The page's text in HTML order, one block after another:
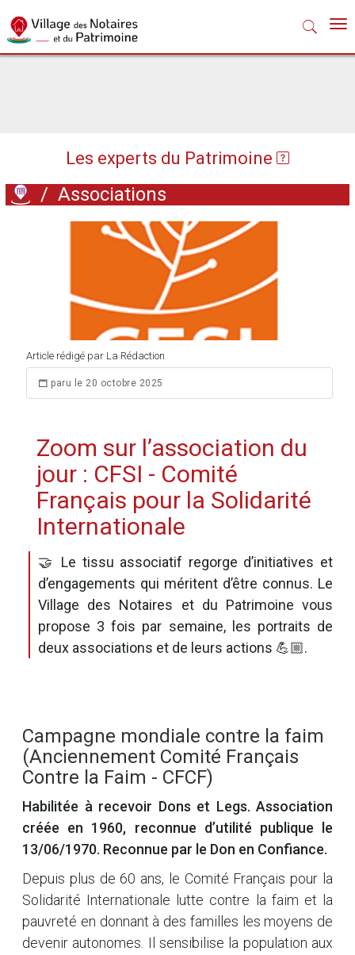
Les experts du Patrimoine
/ Associations
Article rédigé par La Rédaction
paru le 20 octobre 2025
Zoom sur l’association du
jour : CFSI - Comité
Français pour la Solidarité
Internationale
🤝 Le tissu associatif regorge d’initiatives et
d’engagements qui méritent d’être connus. Le
Village des Notaires et du Patrimoine vous
propose 3 fois par semaine, les portraits de
deux associations et de leurs actions 💪🏼.
Campagne mondiale contre la faim
(Anciennement Comité Français
Contre la Faim - CFCF)
Habilitée à recevoir Dons et Legs. Association
créée en 1960, reconnue d’utilité publique le
13/06/1970. Reconnue par le Don en Confiance.
Depuis plus de 60 ans, le Comité Français pour la
Solidarité Internationale lutte contre la faim et la
pauvreté en donnant à des familles les moyens de
devenir autonomes. Il sensibilise la population aux